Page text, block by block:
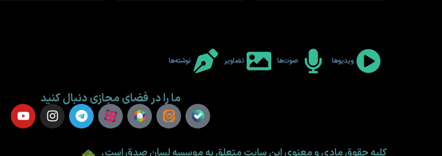
ویدیوها صوت‌ها تصاویر نوشته‌ها
ما را در فضای مجازی دنبال کنید
کلیه حقوق مادی و معنوی این سایت متعلق به موسسه لسان صدق است.